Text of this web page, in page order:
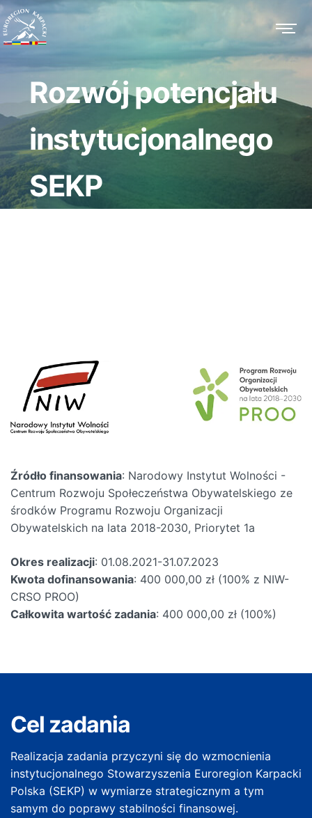
Rozwój potencjału
instytucjonalnego
SEKP
Źródło finansowania: Narodowy Instytut Wolności -
Centrum Rozwoju Społeczeństwa Obywatelskiego ze
środków Programu Rozwoju Organizacji
Obywatelskich na lata 2018-2030, Priorytet 1a
Okres realizacji: 01.08.2021-31.07.2023
Kwota dofinansowania: 400 000,00 zł (100% z NIW-
CRSO PROO)
Całkowita wartość zadania: 400 000,00 zł (100%)
Cel zadania
Realizacja zadania przyczyni się do wzmocnienia
instytucjonalnego Stowarzyszenia Euroregion Karpacki
Polska (SEKP) w wymiarze strategicznym a tym
samym do poprawy stabilności finansowej.